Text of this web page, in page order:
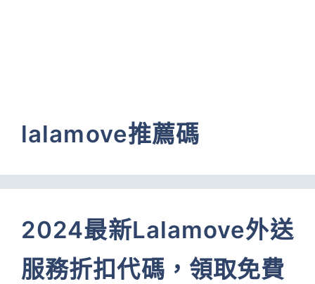
lalamove推薦碼
2024最新Lalamove外送
服務折扣代碼，領取免費